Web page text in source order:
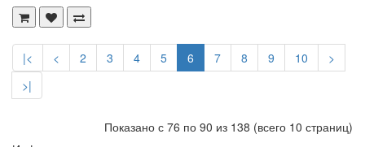
|< < 2 3 4 5 6 7 8 9 10
>
>|
Показано с 76 по 90 из 138 (всего 10 страниц)